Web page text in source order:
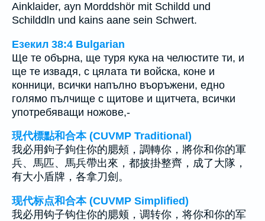
Ainklaider, ayn Morddshör mit Schildd und
Schilddln und kains aane sein Schwert.
Езекил 38:4 Bulgarian
Ще те обърна, ще туря кука на челюстите ти, и
ще те извадя, с цялата ти войска, коне и
конници, всички напълно въоръжени, едно
голямо пълчище с щитове и щитчета, всички
употребяващи ножове,-
現代標點和合本 (CUVMP Traditional)
我必用鉤子鉤住你的腮頰，調轉你，將你和你的軍
兵、馬匹、馬兵帶出來，都披掛整齊，成了大隊，
有大小盾牌，各拿刀劍。
现代标点和合本 (CUVMP Simplified)
我必用钩子钩住你的腮颊，调转你，将你和你的军